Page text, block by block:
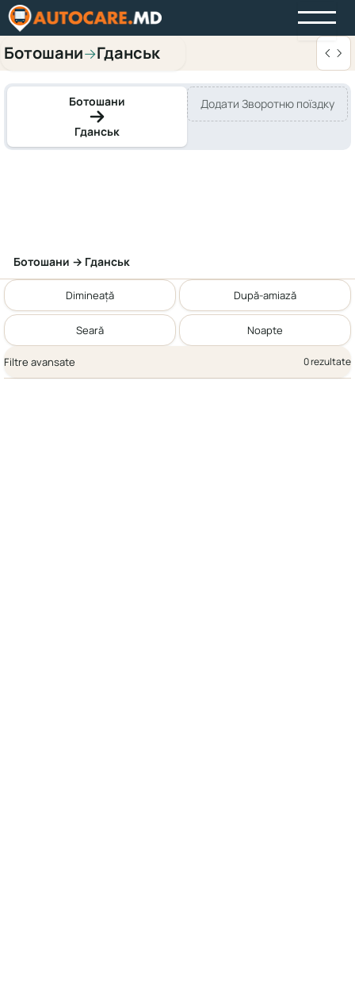
Ботошани→Гданськ
Ботошани
Гданськ
Додати Зворотню поїздку
Ботошани → Гданськ
Dimineață După-amiază
Seară Noapte
Filtre avansate 0 rezultate